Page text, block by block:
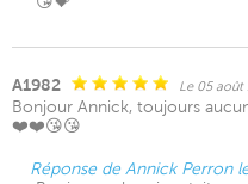
A1982 Le 05 août
Bonjour Annick, toujours
❤️❤️😘😘
Réponse de Annick Perron